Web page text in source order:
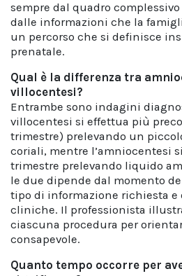
sempre dal quadro
dalle informazioni che la
un percorso che si definisce
prenatale.
Qual è la differenza tra
villocentesi?
Entrambe sono indagini
villocentesi si effettua più
trimestre) prelevando un
coriali, mentre l’amniocentesi
trimestre prelevando liquido
le due dipende dal momento
tipo di informazione richiesta
cliniche. Il professionista
ciascuna procedura per
consapevole.
Quanto tempo occorre per